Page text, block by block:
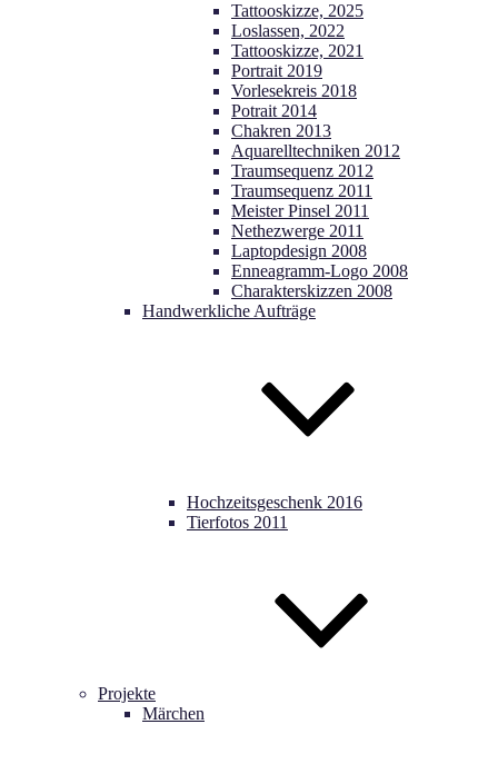
Tattooskizze, 2025
Loslassen, 2022
Tattooskizze, 2021
Portrait 2019
Vorlesekreis 2018
Potrait 2014
Chakren 2013
Aquarelltechniken 2012
Traumsequenz 2012
Traumsequenz 2011
Meister Pinsel 2011
Nethezwerge 2011
Laptopdesign 2008
Enneagramm-Logo 2008
Charakterskizzen 2008
Handwerkliche Aufträge
Hochzeitsgeschenk 2016
Tierfotos 2011
Projekte
Märchen